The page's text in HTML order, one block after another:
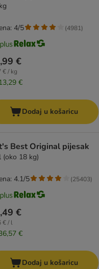
€
€ / kg
€
4/5 (4981)
Dodaj u košaricu
Best Original pijesak
(oko 18 kg)
€
€ / l
€
4.1/5 (25403)
Dodaj u košaricu